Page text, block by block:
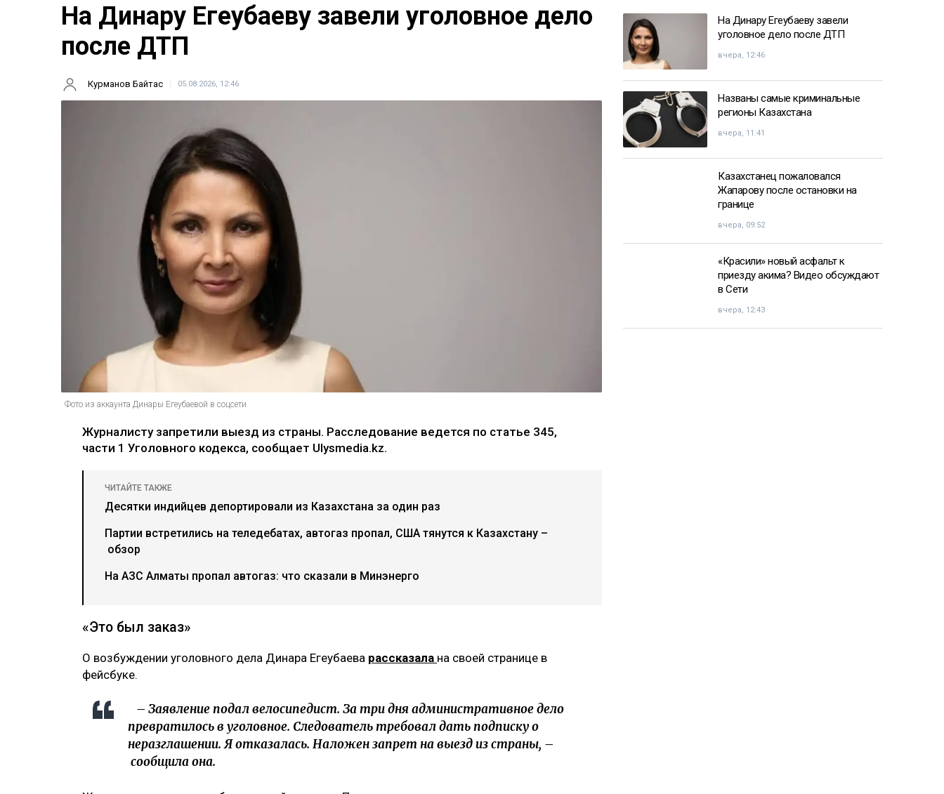
На Динару Егеубаеву завели уголовное дело
после ДТП
Курманов Байтас 05.08.2026, 12:46
Фото из аккаунта Динары Егеубаевой в соцсети
Журналисту запретили выезд из страны. Расследование ведется по статье 345,
части 1 Уголовного кодекса, сообщает Ulysmedia.kz.
ЧИТАЙТЕ ТАКЖЕ
Десятки индийцев депортировали из Казахстана за один раз
Партии встретились на теледебатах, автогаз пропал, США тянутся к Казахстану –
обзор
На АЗС Алматы пропал автогаз: что сказали в Минэнерго
«Это был заказ»
О возбуждении уголовного дела Динара Егеубаева рассказала на своей странице в
фейсбуке.
– Заявление подал велосипедист. За три дня административное дело
превратилось в уголовное. Следователь требовал дать подписку о
неразглашении. Я отказалась. Наложен запрет на выезд из страны, –
сообщила она.
На Динару Егеубаеву завели
уголовное дело после ДТП
вчера, 12:46
Названы самые криминальные
регионы Казахстана
вчера, 11:41
Казахстанец пожаловался
Жапарову после остановки на
границе
вчера, 09:52
«Красили» новый асфальт к
приезду акима? Видео обсуждают
в Сети
вчера, 12:43